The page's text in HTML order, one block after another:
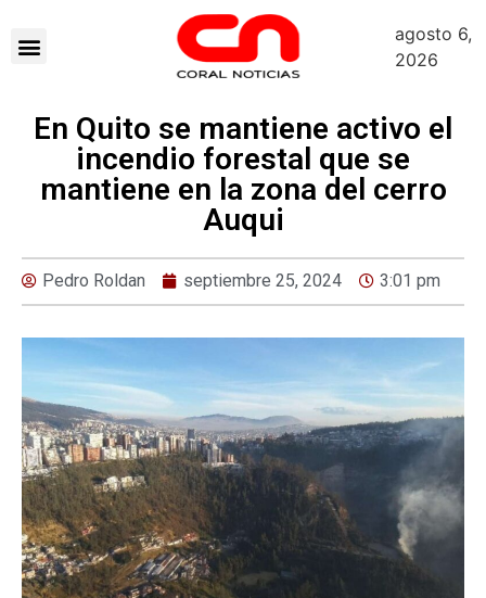
agosto 6,
2026
En Quito se mantiene activo el
incendio forestal que se
mantiene en la zona del cerro
Auqui
Pedro Roldan septiembre 25, 2024 3:01 pm